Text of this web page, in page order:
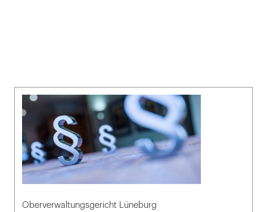
Oberverwaltungsgericht Lüneburg